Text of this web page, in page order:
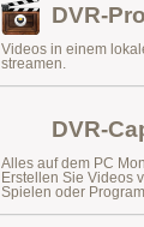
DVR-
Videos in einem
streamen.
DVR-
Alles auf dem PC
Erstellen Sie Videos
Spielen oder